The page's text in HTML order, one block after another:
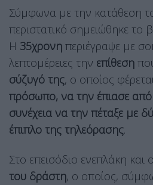
Σύμφωνα με την κατάθεση
περιστατικό σημειώθηκε το
Η 35χρονη περιέγραψε με
λεπτομέρειες την επίθεση
σύζυγό της, ο οποίος
πρόσωπο, να την έπιασε από
συνέχεια να την πέταξε με
έπιπλο της τηλεόρασης.
Στο επεισόδιο ενεπλάκη και ο
του δράστη, ο οποίος,